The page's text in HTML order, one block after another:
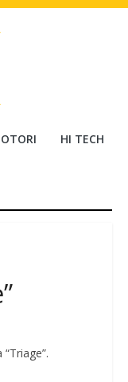
HI TECH